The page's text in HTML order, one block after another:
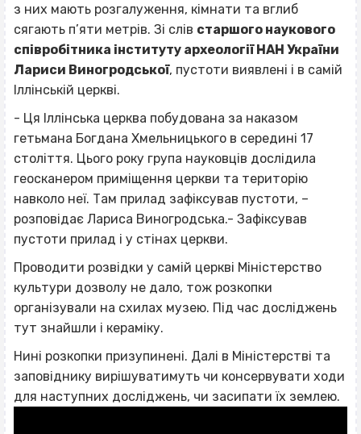
з них мають розгалуження, кімнати та вглиб
сягають п’яти метрів. Зі слів старшого наукового
співробітника інституту археології НАН України
Лариси Виногродської, пустоти виявлені і в самій
Іллінській церкві.
- Ця Іллінська церква побудована за наказом
гетьмана Богдана Хмельницького в середині 17
століття. Цього року група науковців дослідила
геосканером приміщення церкви та територію
навколо неї. Там прилад зафіксував пустоти, –
розповідає Лариса Виногродська.- Зафіксував
пустоти прилад і у стінах церкви.
Проводити розвідки у самій церкві Міністерство
культури дозволу не дало, тож розкопки
організували на схилах музею. Під час досліджень
тут знайшли і кераміку.
Нині розкопки призупинені. Далі в Міністерстві та
заповіднику вирішуватимуть чи консервувати ходи
для наступних досліджень, чи засипати їх землею.